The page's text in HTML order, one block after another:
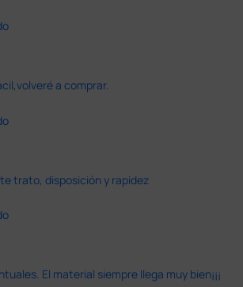
a comprar.
trato, disposición y rapidez
El material siempre llega muy bien¡¡¡